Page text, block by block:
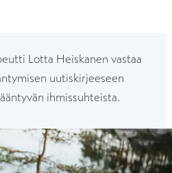
ikkunaan
uuteen ikkunaan
Lotta Heiskanen vastaa
uutiskirjeeseen
ihmissuhteista.